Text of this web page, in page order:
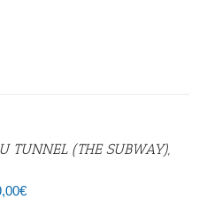
TUNNEL (THE SUBWAY),
€